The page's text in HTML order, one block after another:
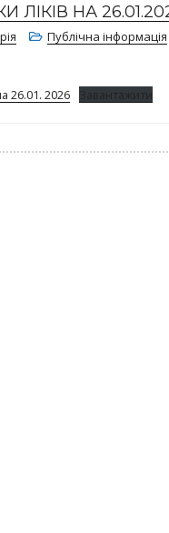
ЛІКІВ НА
Публічна інформація
26.01. 2026 Завантажити